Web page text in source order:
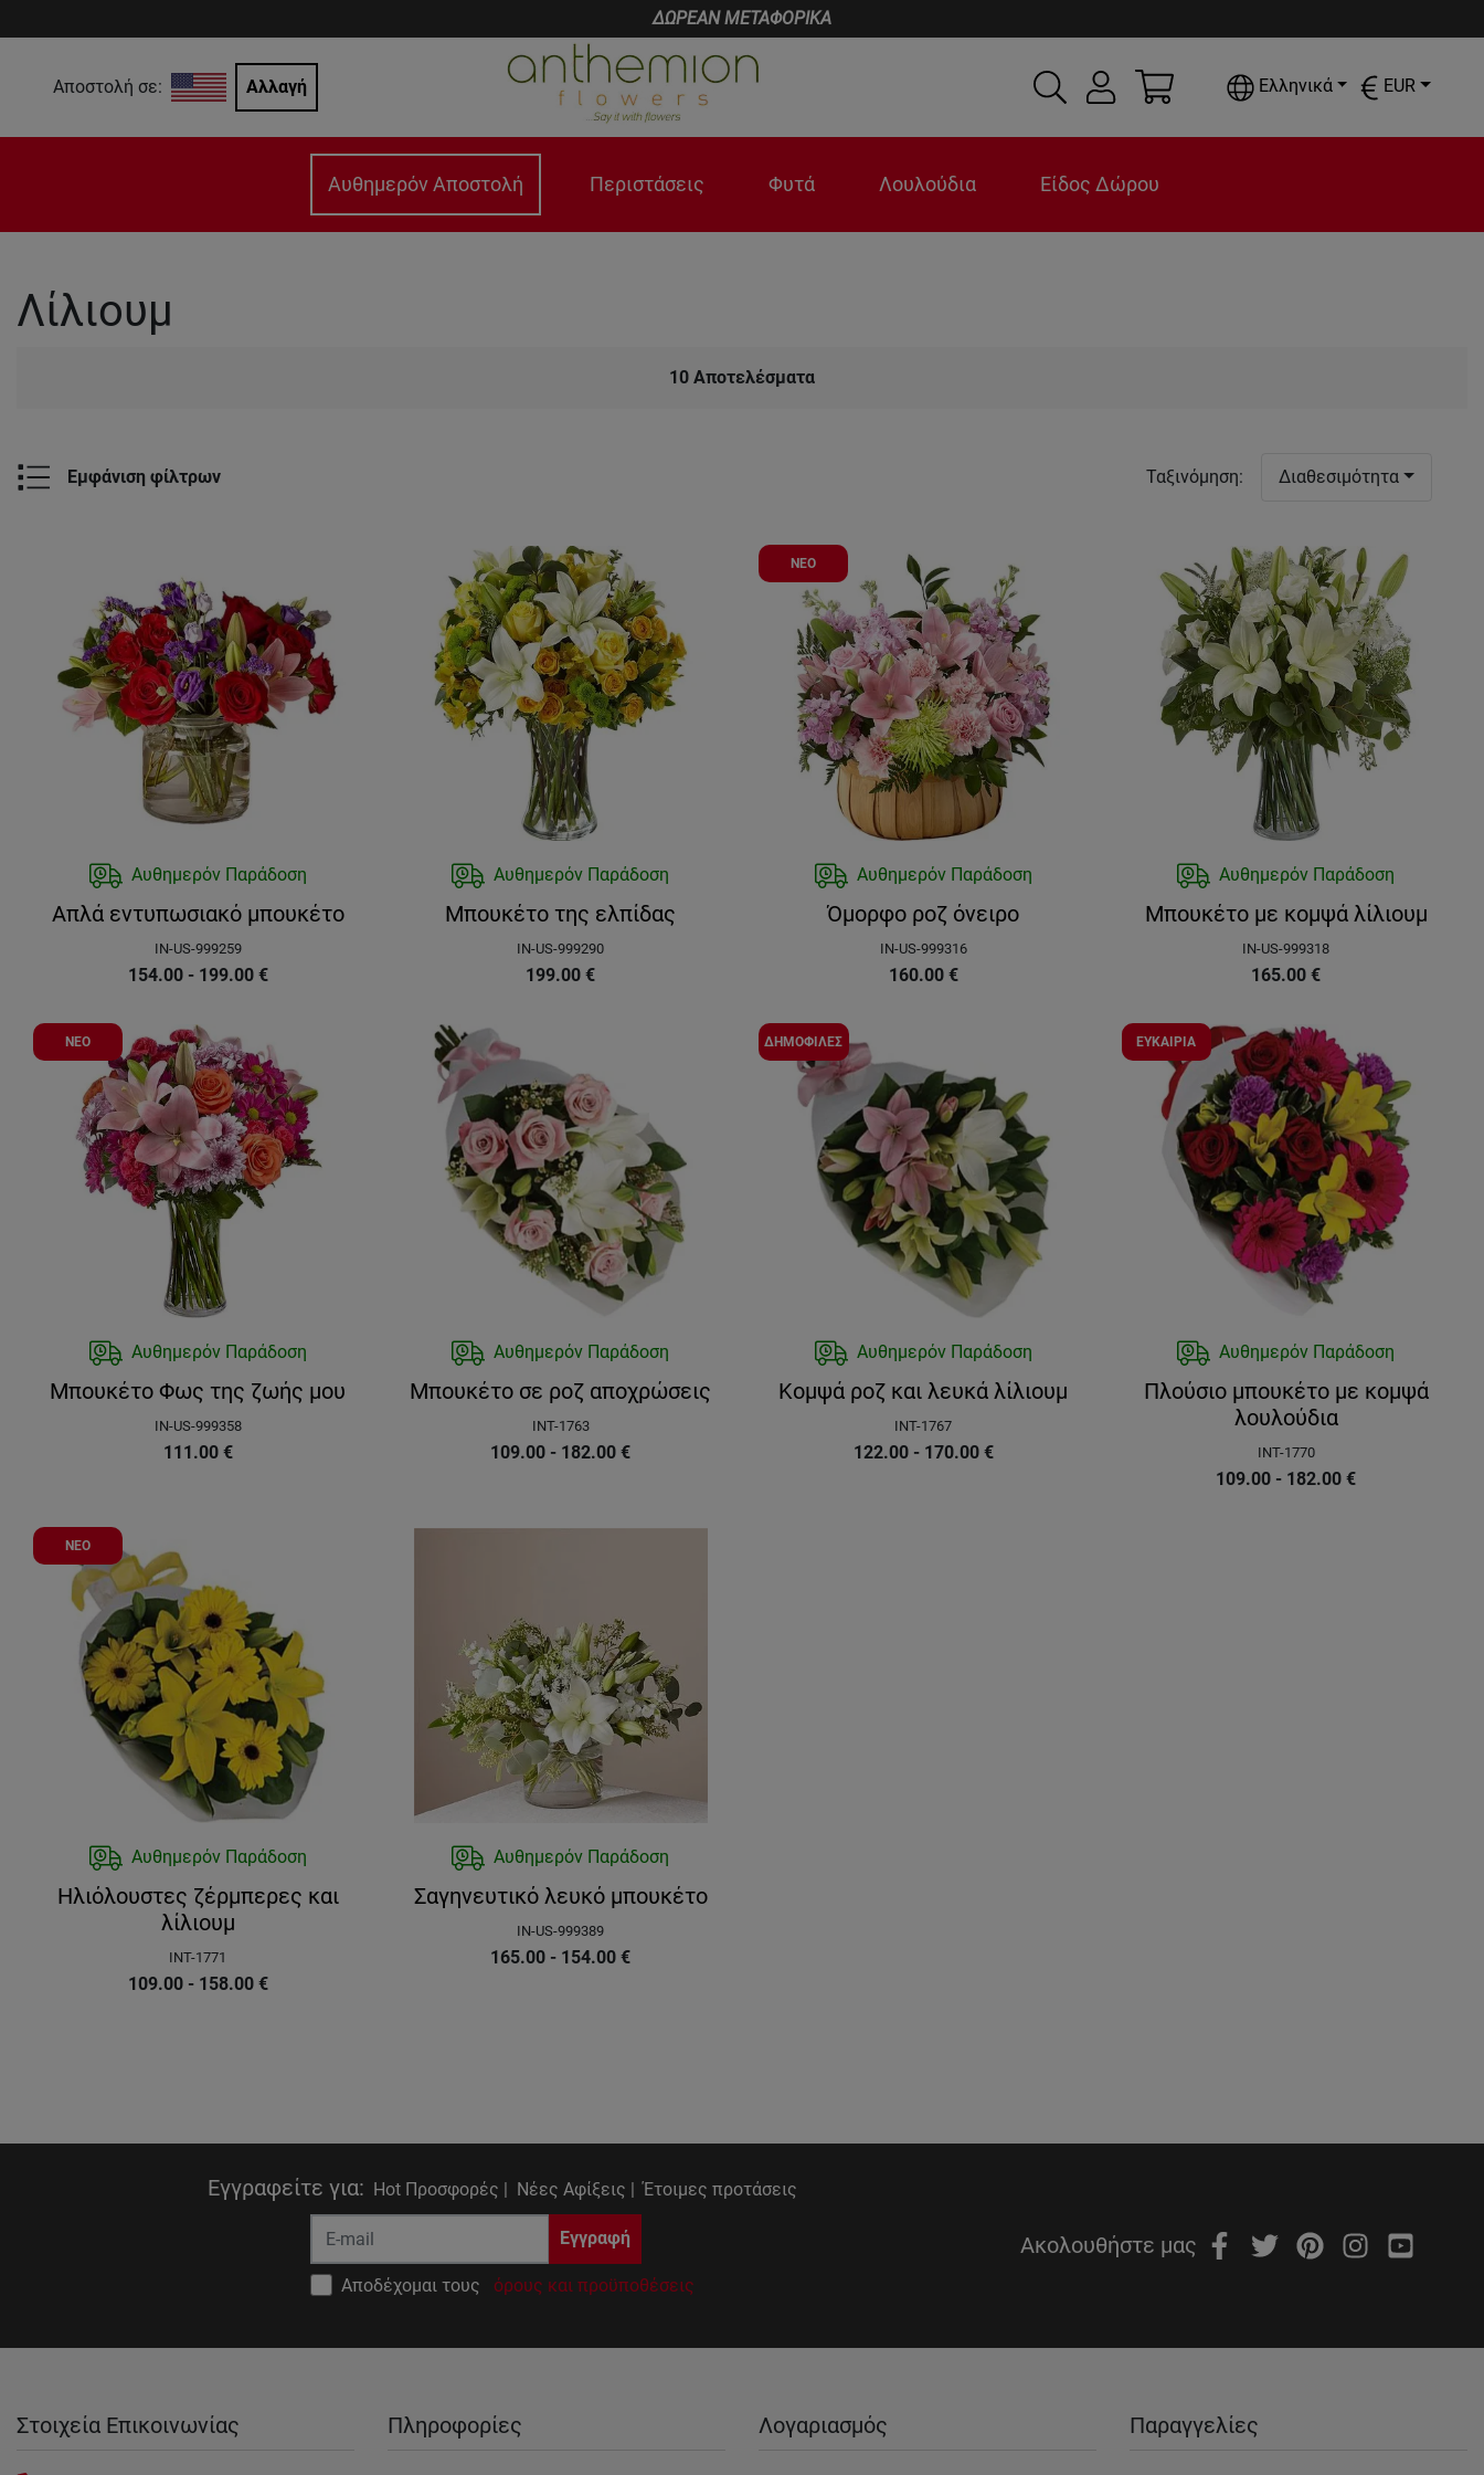
ΔΩΡΕΑΝ ΜΕΤΑΦΟΡΙΚΑ
Αποστολή σε: Αλλαγή Ελληνικά EUR
Αυθημερόν Αποστολή Περιστάσεις Φυτά Λουλούδια Είδος Δώρου
Λίλιουμ
10 Αποτελέσματα
Εμφάνιση φίλτρων Ταξινόμηση: Διαθεσιμότητα
Αυθημερόν Παράδοση
Απλά εντυπωσιακό μπουκέτο
IN-US-999259
154.00 - 199.00 €
Αυθημερόν Παράδοση
Μπουκέτο της ελπίδας
IN-US-999290
199.00 €
ΝΕΟ
Αυθημερόν Παράδοση
Όμορφο ροζ όνειρο
IN-US-999316
160.00 €
Αυθημερόν Παράδοση
Μπουκέτο με κομψά λίλιουμ
IN-US-999318
165.00 €
ΝΕΟ
Αυθημερόν Παράδοση
Μπουκέτο Φως της ζωής μου
IN-US-999358
111.00 €
Αυθημερόν Παράδοση
Μπουκέτο σε ροζ αποχρώσεις
INT-1763
109.00 - 182.00€
ΔΗΜΟΦΙΛΕΣ
Αυθημερόν Παράδοση
Κομψά ροζ και λευκά λίλιουμ
INT-1767
122.00 - 170.00 €
ΕΥΚΑΙΡΙΑ
Αυθημερόν Παράδοση
Πλούσιο μπουκέτο με κομψά
λουλούδια
INT-1770
109.00 - 182.00€
ΝΕΟ
Αυθημερόν Παράδοση
Ηλιόλουστες ζέρμπερες και
λίλιουμ
INT-1771
109.00 - 158.00 €
Αυθημερόν Παράδοση
Σαγηνευτικό λευκό μπουκέτο
IN-US-999389
165.00 - 154.00€
Εγγραφείτε για: Hot Προσφορές | Νέες Αφίξεις | Έτοιμες προτάσεις
Εγγραφή
Αποδέχομαι τους όρους και προϋποθέσεις
Ακολουθήστε μας
Στοιχεία Επικοινωνίας Πληροφορίες Λογαριασμός Παραγγελίες